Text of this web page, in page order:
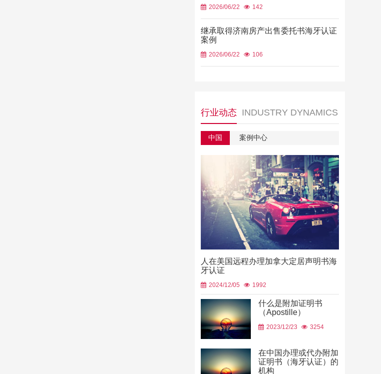
2026/06/22 142
继承取得济南房产出售委托书海牙认证
案例
2026/06/22 106
行业动态 INDUSTRY DYNAMICS
中国 案例中心
人在美国远程办理加拿大定居声明书海
牙认证
2024/12/05 1992
什么是附加证明书
（Apostille）
2023/12/23 3254
在中国办理或代办附加
证明书（海牙认证）的
机构